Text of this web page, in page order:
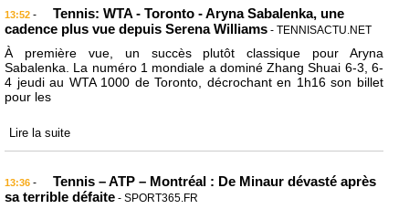
13:52 -
Tennis: WTA - Toronto - Aryna Sabalenka, une
cadence plus vue depuis Serena Williams - TENNISACTU.NET
À première vue, un succès plutôt classique pour Aryna
Sabalenka. La numéro 1 mondiale a dominé Zhang Shuai 6-3, 6-
4 jeudi au WTA 1000 de Toronto, décrochant en 1h16 son billet
pour les
Lire la suite
13:36 -
Tennis – ATP – Montréal : De Minaur dévasté après
sa terrible défaite - SPORT365.FR